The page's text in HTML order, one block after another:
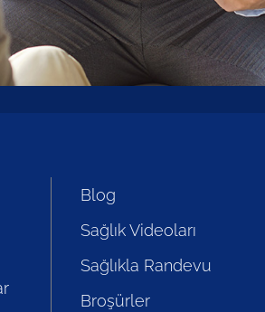
Blog
Sağlık Videoları
Sağlıkla Randevu
Broşürler